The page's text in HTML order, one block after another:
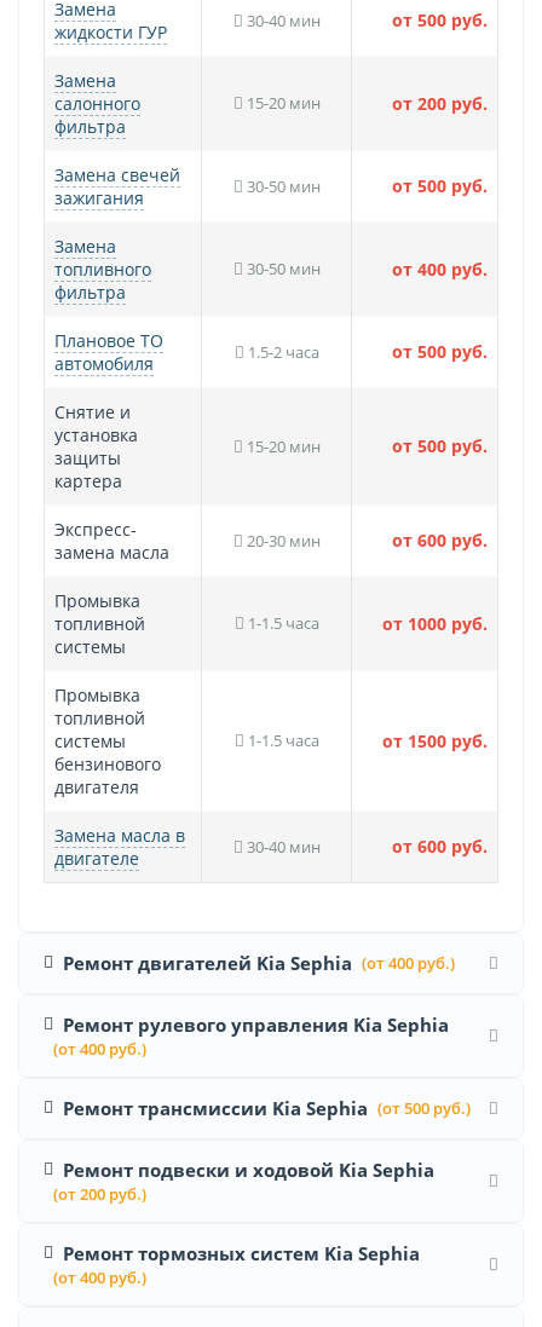
Замена
жидкости ГУР
30-40 мин от 500 руб.
Замена
салонного
фильтра
15-20 мин от 200 руб.
Замена свечей
зажигания
30-50 мин от 500 руб.
Замена
топливного
фильтра
30-50 мин от 400 руб.
Плановое ТО
автомобиля
1.5-2 часа от 500 руб.
Снятие и
установка
защиты
картера
15-20 мин от 500 руб.
Экспресс-
замена масла
20-30 мин от 600 руб.
Промывка
топливной
системы
1-1.5 часа от 1000 руб.
Промывка
топливной
системы
бензинового
двигателя
1-1.5 часа от 1500 руб.
Замена масла в
двигателе
30-40 мин от 600 руб.
Ремонт двигателей Kia Sephia (от 400 руб.)
Ремонт рулевого управления Kia Sephia
(от 400 руб.)
Ремонт трансмиссии Kia Sephia (от 500 руб.)
Ремонт подвески и ходовой Kia Sephia
(от 200 руб.)
Ремонт тормозных систем Kia Sephia
(от 400 руб.)